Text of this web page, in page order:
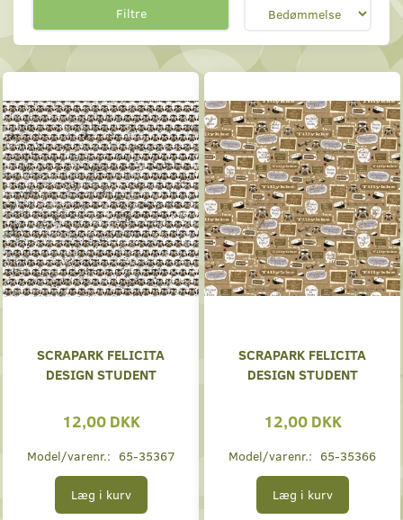
Filtre
SCRAPARK FELICITA
DESIGN STUDENT
12,00 DKK
Model/varenr.: 65-35367
Læg i kurv
SCRAPARK FELICITA
DESIGN STUDENT
12,00 DKK
Model/varenr.: 65-35366
Læg i kurv